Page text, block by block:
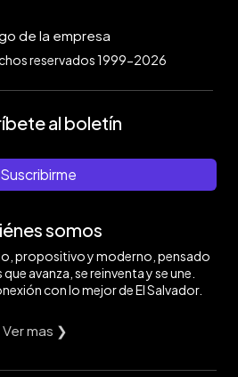
reservados 1999-2026
al boletín
Suscribirme
somos
propositivo y moderno, pensado
avanza, se reinventa y se une.
con lo mejor de El Salvador.
Ver mas ❯